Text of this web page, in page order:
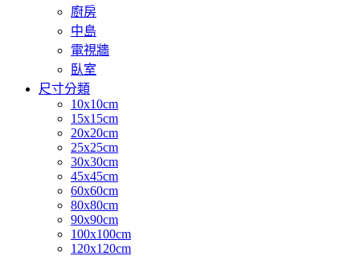
廚房
中島
電視牆
臥室
尺寸分類
10x10cm
15x15cm
20x20cm
25x25cm
30x30cm
45x45cm
60x60cm
80x80cm
90x90cm
100x100cm
120x120cm